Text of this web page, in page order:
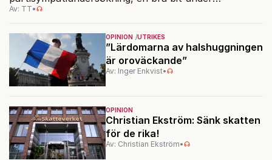
OPINION UTRIKES
”Lärdomarna av halshuggningen
är oroväckande”
Av: Inger Enkvist•
OPINION
Christian Ekström: Sänk skatten
för de rika!
Av: Christian Ekström•
riksdagsspärren. Oppositionen befäster samtidigt sin
Av: TT•